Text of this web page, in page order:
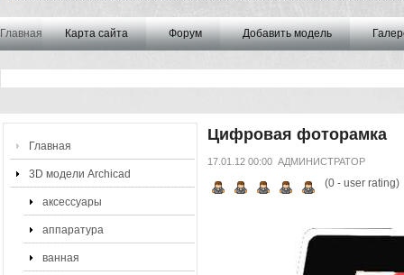
Главная Карта сайта Форум Добавить модель
Главная
3D модели Archicad
аксессуары
аппаратура
ванная
Цифровая фоторамка
17.01.12 00:00 АДМИНИСТРАТОР
(0- user rating)